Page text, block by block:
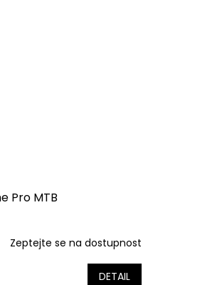
Pro MTB
Zeptejte se na dostupnost
DETAIL